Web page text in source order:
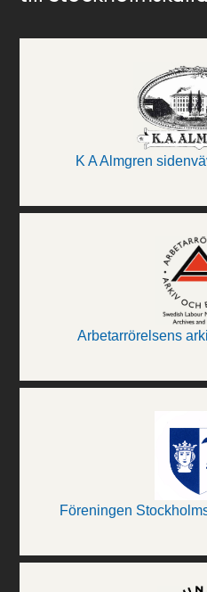
K A Almgren
Arbetarrörelsens
Föreningen